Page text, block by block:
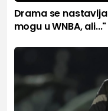
Drama se
mogu u WNBA, ali..."